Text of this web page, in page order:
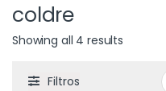
coldre
Showing all 4 results
Filtros